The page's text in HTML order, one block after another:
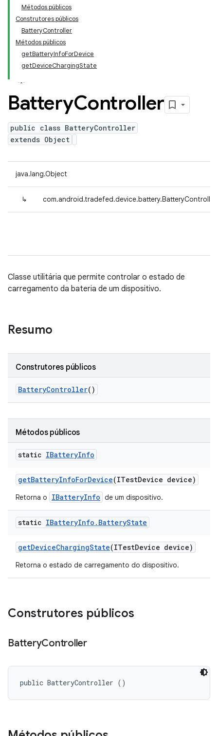
Métodos públicos
Construtores públicos
BatteryController
Métodos públicos
getBatteryInfoForDevice
getDeviceChargingState
BatteryController
public class BatteryController
extends Object
java.lang.Object
↳ com.android.tradefed.device.battery.BatteryController
Classe utilitária que permite controlar o estado de
carregamento da bateria de um dispositivo.
Resumo
Construtores públicos
BatteryController()
Métodos públicos
static IBatteryInfo
getBatteryInfoForDevice(ITestDevice device)
Retorna o IBatteryInfo de um dispositivo.
static IBatteryInfo . BatteryState
getDeviceChargingState(ITestDevice device)
Retorna o estado de carregamento do dispositivo.
Construtores públicos
BatteryController
public BatteryController ()